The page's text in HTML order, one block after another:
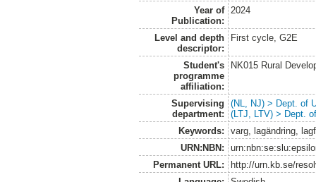
Year of
Publication:
2024
Level and depth
descriptor:
First cycle, G2E
Student's
programme
affiliation:
NK015 Rural
Supervising
department:
(NL, NJ) > Dept. of
(LTJ, LTV) > Dept.
Keywords:
varg, lagändring,
URN:NBN:
Permanent URL:
http://urn.kb.se/